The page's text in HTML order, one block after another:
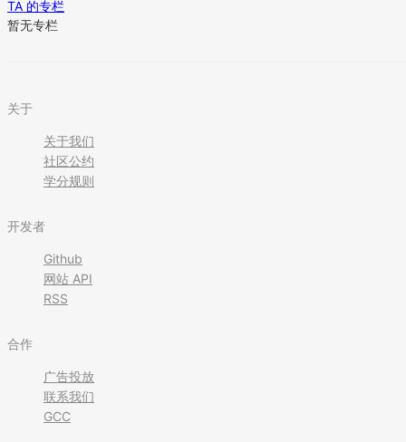
TA 的专栏
暂无专栏
关于
关于我们
社区公约
学分规则
开发者
Github
网站 API
RSS
合作
广告投放
联系我们
GCC